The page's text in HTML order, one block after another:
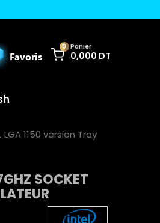
0 Panier
0,000 DT
Favoris
1150 version Tray
SOCKET